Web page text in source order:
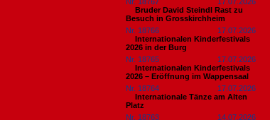
Bruder David Steindl Rast zu
Besuch in Grosskirchheim
Nr. 18766
17.07.2026
Internationalen Kinderfestivals
2026 in der Burg
Nr. 18765
17.07.2026
Internationalen Kinderfestivals
2026 – Eröffnung im Wappensaal
Nr. 18764
17.07.2026
Internationale Tänze am Alten
Platz
Nr. 18763
14.07.2026